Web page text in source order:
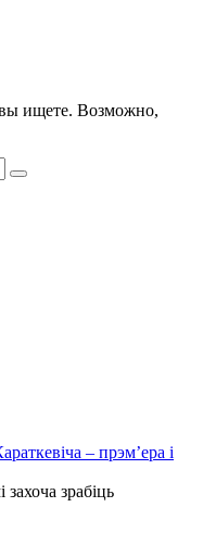
ищете. Возможно,
– прэм’ера і
зрабіць